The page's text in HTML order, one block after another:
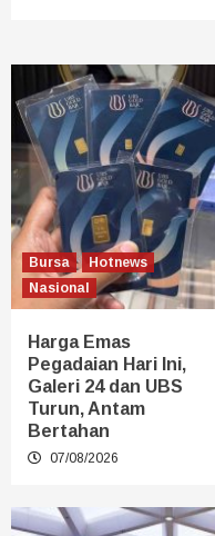
Bursa
Hotnews
Nasional
Harga Emas
Pegadaian Hari Ini,
Galeri 24 dan UBS
Turun, Antam
Bertahan
07/08/2026